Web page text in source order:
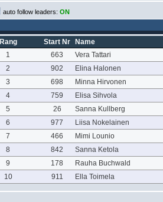
auto follow leaders: ON
Rang Start Nr
Name
1
663
Vera Tattari
2
902
Elina Halonen
3
698
Minna Hirvonen
4
759
Elisa Sihvola
5
26
Sanna Kullberg
6
977
Liisa Nokelainen
7
466
Mimi Lounio
8
842
Sanna Ketola
9
178
Rauha Buchwald
10
911 Ella Toimela